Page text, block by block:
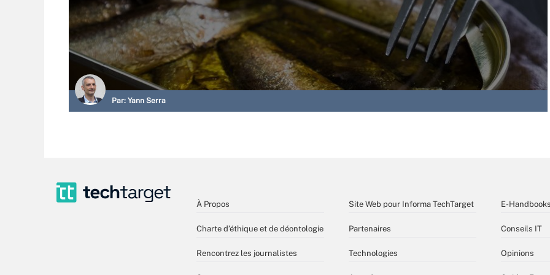
Par: Yann Serra
À Propos
Charte d’éthique et de déontologie
Rencontrez les journalistes
Site Web pour Informa TechTarget
Partenaires
Technologies
E-
Conseils IT
Opinions